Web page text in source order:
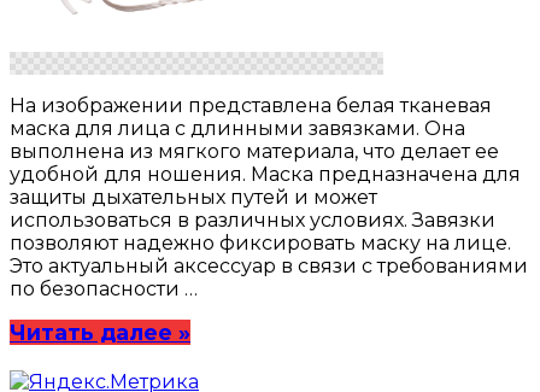
На изображении представлена белая тканевая
маска для лица с длинными завязками. Она
выполнена из мягкого материала, что делает ее
удобной для ношения. Маска предназначена для
защиты дыхательных путей и может
использоваться в различных условиях. Завязки
позволяют надежно фиксировать маску на лице.
Это актуальный аксессуар в связи с требованиями
по безопасности …
Читать далее »